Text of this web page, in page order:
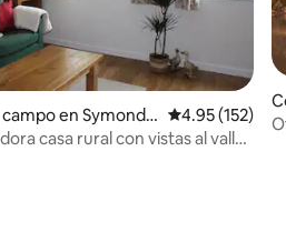
4.86 de 5; 94 evaluaciones
campo en Symonds
Calificación
4.95 (152)
casa rural con vistas al valle